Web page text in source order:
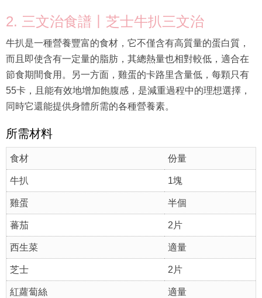
2. 三文治食譜丨芝士牛扒三文治
牛扒是一種營養豐富的食材，它不僅含有高質量的蛋白質，
而且即使含有一定量的脂肪，其總熱量也相對較低，適合在
節食期間食用。另一方面，雞蛋的卡路里含量低，每顆只有
55卡，且能有效地增加飽腹感，是減重過程中的理想選擇，
同時它還能提供身體所需的各種營養素。
所需材料
食材 份量
牛扒 1塊
雞蛋 半個
蕃茄 2片
西生菜 適量
芝士 2片
紅蘿蔔絲 適量